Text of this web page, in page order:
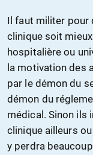
Il faut militer pour
clinique soit
hospitalière ou
la motivation des
par le démon du
démon du
médical. Sinon ils
clinique ailleurs
y perdra